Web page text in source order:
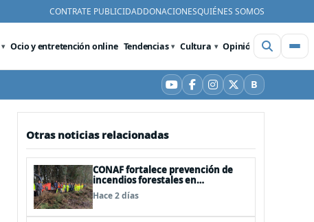
CONTRATE PUBLICIDADDONACIONESQUIÉNES SOMOS
Ocio y entretención online Tendencias Cultura Opinión Videos
YouTube
Facebook
Instagram
X BBluesky
Otras noticias relacionadas
CONAF fortalece prevención de
incendios forestales en
comunidades de Temuco y
Galvarino
Hace 2 días